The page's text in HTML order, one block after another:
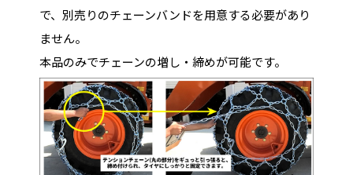
で、別売りのチェーンバンドを用意する必要があり
ません。
本品のみでチェーンの増し・締めが可能です。